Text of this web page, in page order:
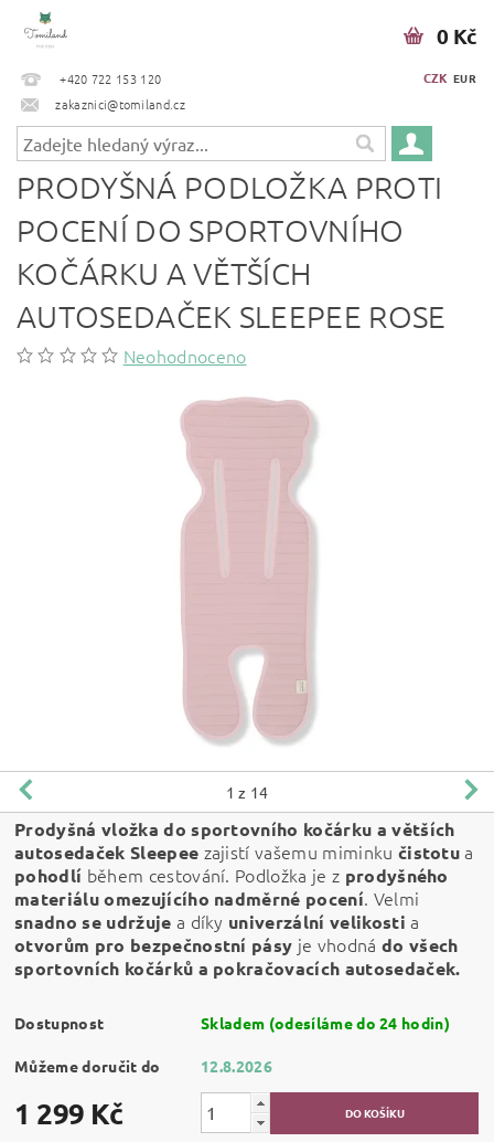
+420 722 153 120
zakaznici@tomiland.cz
CZK EUR
0 Kč
PRODYŠNÁ PODLOŽKA PROTI
POCENÍ DO SPORTOVNÍHO
KOČÁRKU A VĚTŠÍCH
AUTOSEDAČEK SLEEPEE ROSE
Neohodnoceno
1 z 14
Prodyšná vložka do sportovního kočárku a větších
autosedaček Sleepee zajistí vašemu miminku čistotua
pohodlí během cestování. Podložka je z prodyšného
materiálu omezujícího nadměrné pocení. Velmi
snadno se udržuje a díky univerzální velikosti a
otvorům pro bezpečnostní pásy je vhodná do všech
sportovních kočárků a pokračovacích autosedaček.
Dostupnost Skladem (odesíláme do 24 hodin)
Můžeme doručit do 12.8.2026
1 299 Kč